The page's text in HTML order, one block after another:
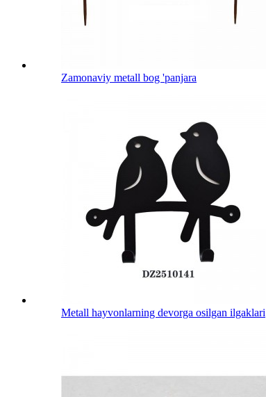
Zamonaviy metall bog 'panjara
Metall hayvonlarning devorga osilgan ilgaklari